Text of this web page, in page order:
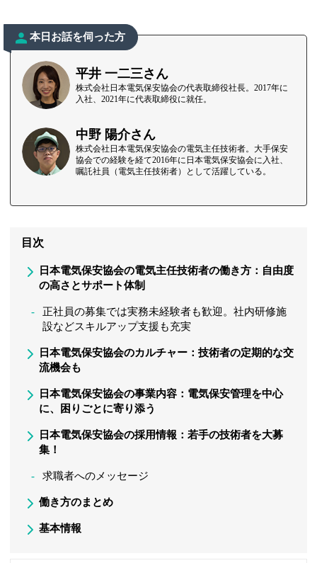
本日お話を伺った方
平井 一二三さん
株式会社日本電気保安協会の代表取締役社長。2017年に
入社、2021年に代表取締役に就任。
中野 陽介さん
株式会社日本電気保安協会の電気主任技術者。大手保安
協会での経験を経て2016年に日本電気保安協会に入社、
嘱託社員（電気主任技術者）として活躍している。
目次
日本電気保安協会の電気主任技術者の働き方：自由度
の高さとサポート体制
正社員の募集では実務未経験者も歓迎。社内研修施
設などスキルアップ支援も充実
日本電気保安協会のカルチャー：技術者の定期的な交
流機会も
日本電気保安協会の事業内容：電気保安管理を中心
に、困りごとに寄り添う
日本電気保安協会の採用情報：若手の技術者を大募
集！
求職者へのメッセージ
働き方のまとめ
基本情報